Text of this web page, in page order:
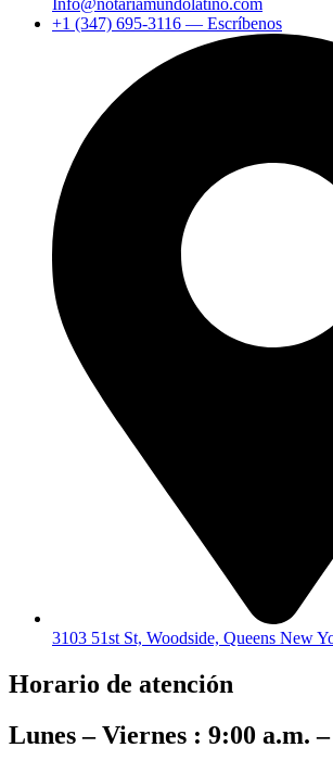
Info@notariamundolatino.com
+1 (347) 695-3116 — Escríbenos
3103 51st St, Woodside, Queens New
Horario de atención
Lunes – Viernes : 9:00 a.m.